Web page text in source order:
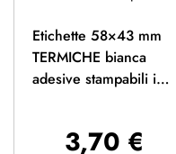
Etichette 58×43 mm
TERMICHE bianca
adesive stampabili in
3,70 €